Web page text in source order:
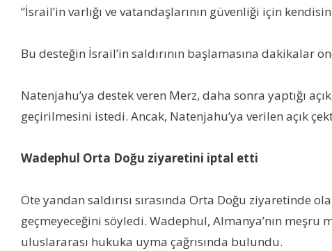
“İsrail’in varlığı ve vatandaşlarının güvenliği için
Bu desteğin İsrail’in saldırının başlamasına dakikalar
Natenjahu’ya destek veren Merz, daha sonra yaptığı
geçirilmesini istedi. Ancak, Natenjahu’ya verilen açık
Wadephul Orta Doğu ziyaretini iptal etti
Öte yandan saldırısı sırasında Orta Doğu ziyaretinde
geçmeyeceğini söyledi. Wadephul, Almanya’nın meşru
uluslararası hukuka uyma çağrısında bulundu.